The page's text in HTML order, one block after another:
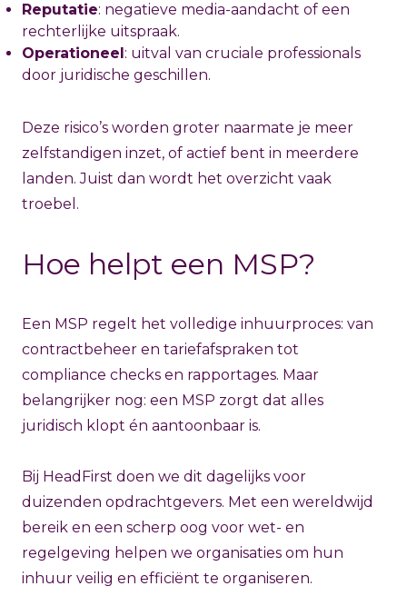
Reputatie: negatieve media-aandacht of een
rechterlijke uitspraak.
Operationeel : uitval van cruciale professionals
door juridische geschillen.
Deze risico’s worden groter naarmate je meer
zelfstandigen inzet, of actief bent in meerdere
landen. Juist dan wordt het overzicht vaak
troebel.
Hoe helpt een MSP?
Een MSP regelt het volledige inhuurproces: van
contractbeheer en tariefafspraken tot
compliance checks en rapportages. Maar
belangrijker nog: een MSP zorgt dat alles
juridisch klopt én aantoonbaar is.
Bij HeadFirst doen we dit dagelijks voor
duizenden opdrachtgevers. Met een wereldwijd
bereik en een scherp oog voor wet- en
regelgeving helpen we organisaties om hun
inhuur veilig en efficiënt te organiseren.